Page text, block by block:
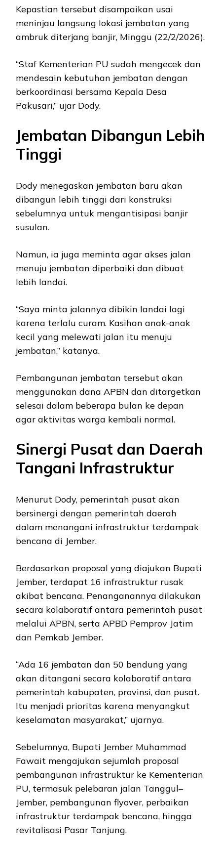
Kepastian tersebut disampaikan usai
meninjau langsung lokasi jembatan yang
ambruk diterjang banjir, Minggu (22/2/2026).
“Staf Kementerian PU sudah mengecek dan
mendesain kebutuhan jembatan dengan
berkoordinasi bersama Kepala Desa
Pakusari,” ujar Dody.
Jembatan Dibangun Lebih
Tinggi
Dody menegaskan jembatan baru akan
dibangun lebih tinggi dari konstruksi
sebelumnya untuk mengantisipasi banjir
susulan.
Namun, ia juga meminta agar akses jalan
menuju jembatan diperbaiki dan dibuat
lebih landai.
“Saya minta jalannya dibikin landai lagi
karena terlalu curam. Kasihan anak-anak
kecil yang melewati jalan itu menuju
jembatan,” katanya.
Pembangunan jembatan tersebut akan
menggunakan dana APBN dan ditargetkan
selesai dalam beberapa bulan ke depan
agar aktivitas warga kembali normal.
Sinergi Pusat dan Daerah
Tangani Infrastruktur
Menurut Dody, pemerintah pusat akan
bersinergi dengan pemerintah daerah
dalam menangani infrastruktur terdampak
bencana di Jember.
Berdasarkan proposal yang diajukan Bupati
Jember, terdapat 16 infrastruktur rusak
akibat bencana. Penanganannya dilakukan
secara kolaboratif antara pemerintah pusat
melalui APBN, serta APBD Pemprov Jatim
dan Pemkab Jember.
“Ada 16 jembatan dan 50 bendung yang
akan ditangani secara kolaboratif antara
pemerintah kabupaten, provinsi, dan pusat.
Itu menjadi prioritas karena menyangkut
keselamatan masyarakat,” ujarnya.
Sebelumnya, Bupati Jember Muhammad
Fawait mengajukan sejumlah proposal
pembangunan infrastruktur ke Kementerian
PU, termasuk pelebaran jalan Tanggul–
Jember, pembangunan flyover, perbaikan
infrastruktur terdampak bencana, hingga
revitalisasi Pasar Tanjung.